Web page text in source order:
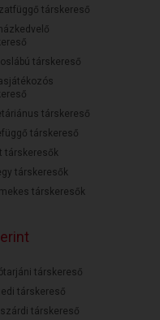
társkereső
társkereső
társkereső
társkereső
társkeresők
társkeresők
társkeresők
társkereső
társkereső
társkereső